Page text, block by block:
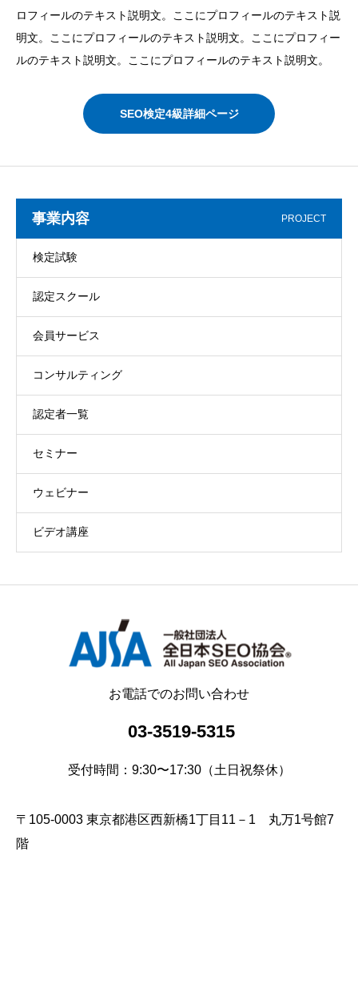
ロフィールのテキスト説明文。ここにプロフィールのテキスト説
明文。ここにプロフィールのテキスト説明文。ここにプロフィー
ルのテキスト説明文。ここにプロフィールのテキスト説明文。
SEO検定4級詳細ページ
事業内容 PROJECT
検定試験
認定スクール
会員サービス
コンサルティング
認定者一覧
セミナー
ウェビナー
ビデオ講座
お電話でのお問い合わせ
03-3519-5315
受付時間：9:30〜17:30（土日祝祭休）
〒105-0003 東京都港区西新橋1丁目11－1 丸万1号館7
階